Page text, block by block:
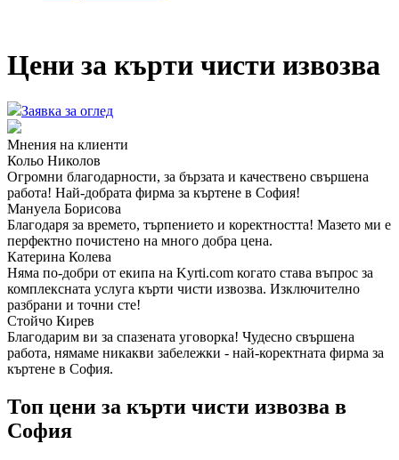
Цени за кърти чисти извозва
Заявка за оглед
Мнения на клиенти
Кольо Николов
Огромни благодарности, за бързата и качествено свършена
работа! Най-добрата фирма за къртене в София!
Мануела Борисова
Благодаря за времето, търпението и коректността! Мазето ми е
перфектно почистено на много добра цена.
Катерина Колева
Няма по-добри от екипа на Kyrti.com когато става въпрос за
комплексната услуга кърти чисти извозва. Изключително
разбрани и точни сте!
Стойчо Кирев
Благодарим ви за спазената уговорка! Чудесно свършена
работа, нямаме никакви забележки - най-коректната фирма за
къртене в София.
Топ цени за кърти чисти извозва в
София